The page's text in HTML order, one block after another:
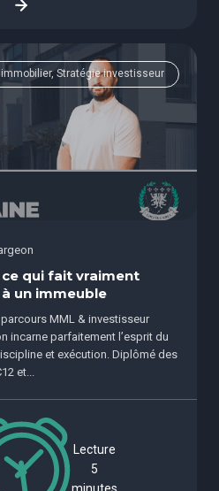
Stratégie investisseur
qui fait vraiment
un immeuble
MML & investisseur
incarne parfaitement l’esprit du
et exécution. Diplômé des
et...
Lecture
5